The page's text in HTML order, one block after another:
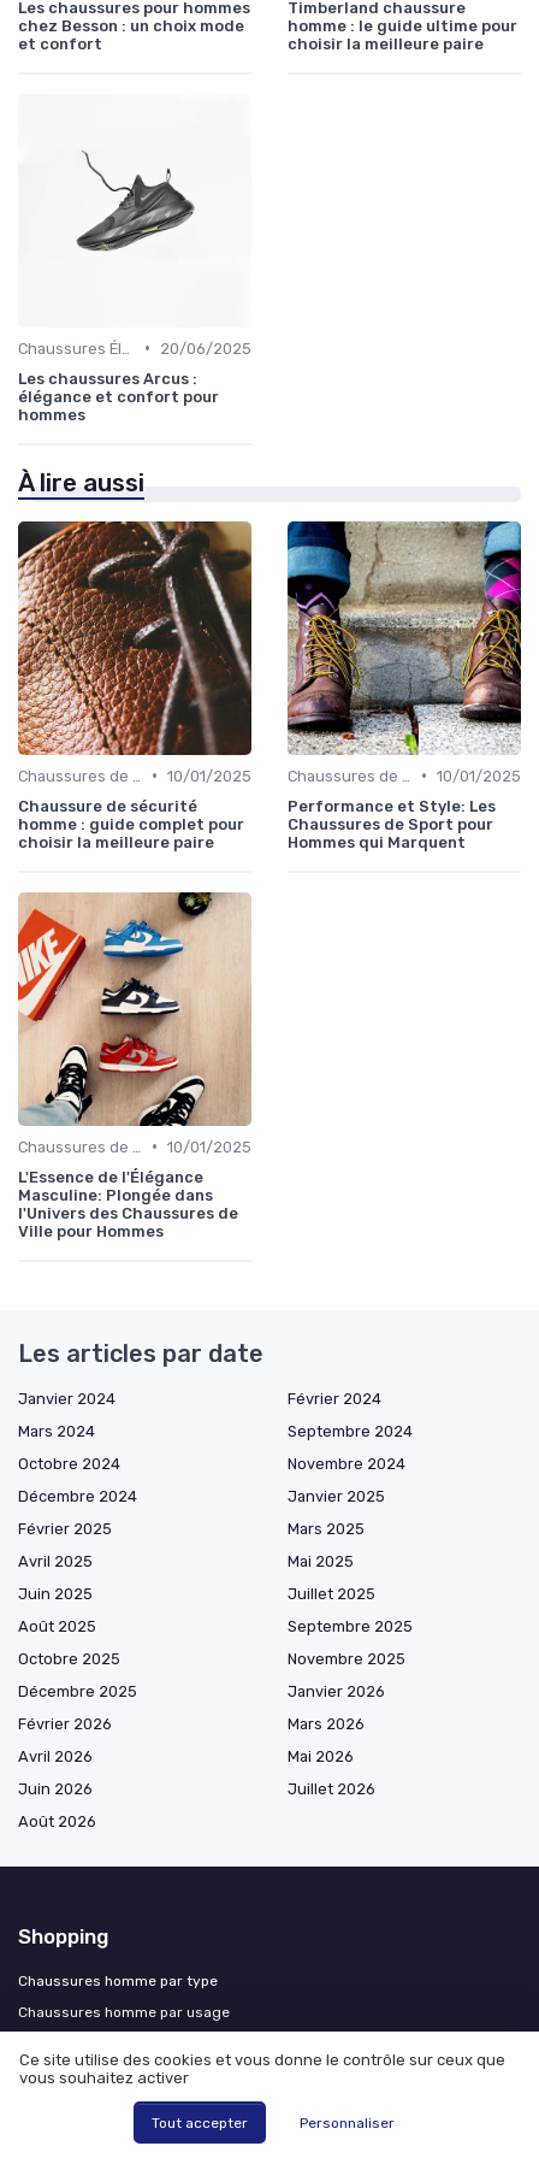
Les chaussures pour hommes
chez Besson : un choix mode
et confort
Timberland chaussure
homme : le guide ultime pour
choisir la meilleure paire
•
20/06/2025
Les chaussures Arcus :
élégance et confort pour
hommes
À lire aussi
• 10/01/2025
Chaussure de sécurité
homme : guide complet pour
choisir la meilleure paire
• 10/01/2025
Performance et Style: Les
Chaussures de Sport pour
Hommes qui Marquent
• 10/01/2025
L'Essence de l'Élégance
Masculine: Plongée dans
l'Univers des Chaussures de
Ville pour Hommes
Les articles par date
Janvier 2024
Février 2024
Mars 2024
Septembre 2024
Octobre 2024
Novembre 2024
Décembre 2024
Janvier 2025
Février 2025
Mars 2025
Avril 2025
Mai 2025
Juin 2025
Juillet 2025
Août 2025
Septembre 2025
Octobre 2025
Novembre 2025
Décembre 2025
Janvier 2026
Février 2026
Mars 2026
Avril 2026
Mai 2026
Juin 2026
Juillet 2026
Août 2026
Shopping
Chaussures homme par type
Chaussures homme par usage
Chaussures homme par semelle
Chaussures homme design et luxe
Chaussures homme par saison
Ce site utilise des cookies et vous donne le contrôle sur ceux que
vous souhaitez activer
Tout accepter Personnaliser